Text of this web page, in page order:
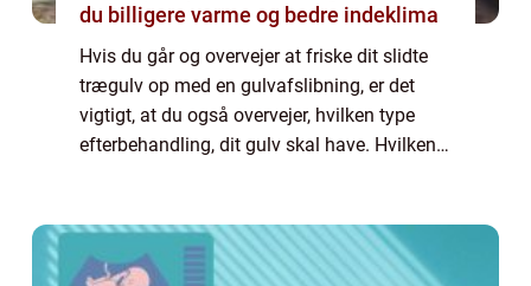
du billigere varme og bedre indeklima
Hvis du går og overvejer at friske dit slidte
trægulv op med en gulvafslibning, er det
vigtigt, at du også overvejer, hvilken type
efterbehandling, dit gulv skal have. Hvilken